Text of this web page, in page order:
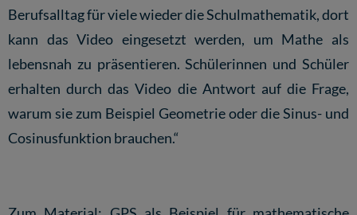
Berufsalltag für viele wieder die Schulmathematik, dort
kann das Video eingesetzt werden, um Mathe als
lebensnah zu präsentieren. Schülerinnen und Schüler
erhalten durch das Video die Antwort auf die Frage,
warum sie zum Beispiel Geometrie oder die Sinus- und
Cosinusfunktion brauchen.“